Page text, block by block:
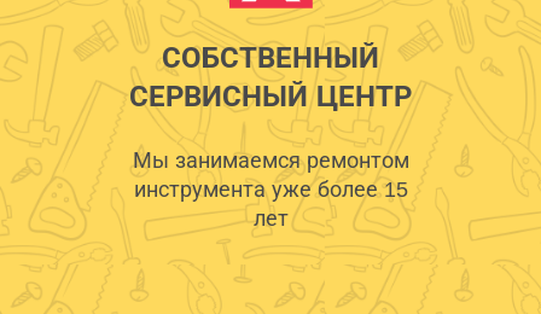
СОБСТВЕННЫЙ
СЕРВИСНЫЙ ЦЕНТР
Мы занимаемся ремонтом
инструмента уже более 15
лет